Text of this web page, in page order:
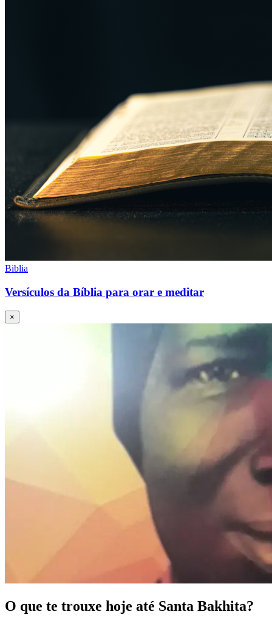
Biblia
Versículos da Bíblia para orar e meditar
×
O que te trouxe hoje até Santa Bakhita?